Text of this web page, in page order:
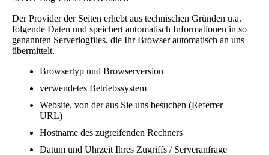
Der Provider der Seiten erhebt aus technischen Gründen u.a.
folgende Daten und speichert automatisch Informationen in so
genannten Serverlogfiles, die Ihr Browser automatisch an uns
übermittelt.
Browsertyp und Browserversion
verwendetes Betriebssystem
Website, von der aus Sie uns besuchen (Referrer
URL)
Hostname des zugreifenden Rechners
Datum und Uhrzeit Ihres Zugriffs / Serveranfrage